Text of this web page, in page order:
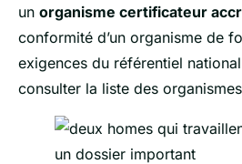
un organisme certificateur
conformité d’un organisme de
exigences du référentiel
consulter la liste des